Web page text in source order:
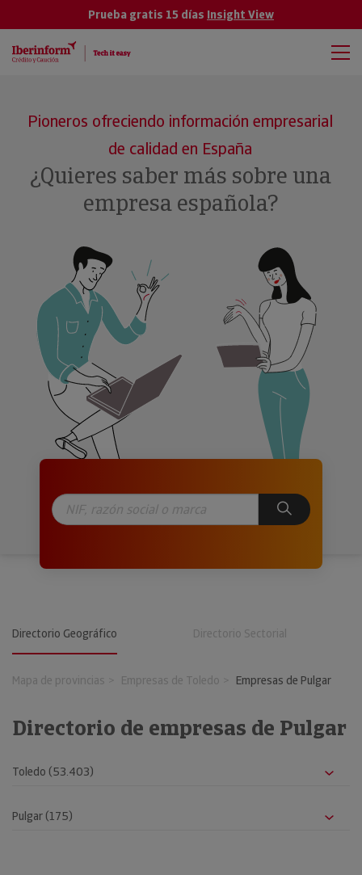
Prueba gratis 15 días Insight View
Pioneros ofreciendo información empresarial
de calidad en España
¿Quieres saber más sobre una
empresa española?
Directorio Geográfico Directorio Sectorial
Mapa de provincias Empresas de Toledo Empresas de Pulgar
Directorio de empresas de Pulgar